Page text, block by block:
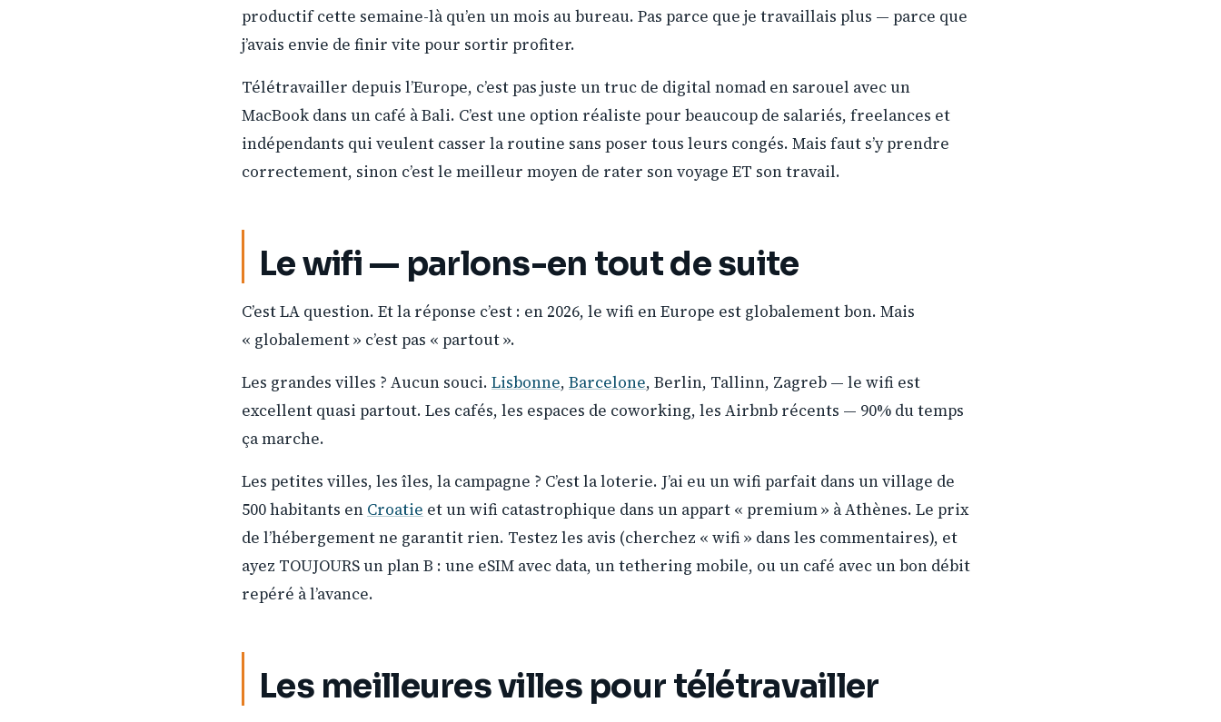
productif cette semaine-là qu’en un mois au bureau. Pas parce que je travaillais plus — parce que
j’avais envie de finir vite pour sortir profiter.
Télétravailler depuis l’Europe, c’est pas juste un truc de digital nomad en sarouel avec un
MacBook dans un café à Bali. C’est une option réaliste pour beaucoup de salariés, freelances et
indépendants qui veulent casser la routine sans poser tous leurs congés. Mais faut s’y prendre
correctement, sinon c’est le meilleur moyen de rater son voyage ET son travail.
Le wifi — parlons-en tout de suite
C’est LA question. Et la réponse c’est : en 2026, le wifi en Europe est globalement bon. Mais
« globalement » c’est pas « partout ».
Les grandes villes ? Aucun souci. Lisbonne, Barcelone, Berlin, Tallinn, Zagreb — le wifi est
excellent quasi partout. Les cafés, les espaces de coworking, les Airbnb récents — 90% du temps
ça marche.
Les petites villes, les îles, la campagne ? C’est la loterie. J’ai eu un wifi parfait dans un village de
500 habitants en Croatie et un wifi catastrophique dans un appart « premium » à Athènes. Le prix
de l’hébergement ne garantit rien. Testez les avis (cherchez « wifi » dans les commentaires), et
ayez TOUJOURS un plan B : une eSIM avec data, un tethering mobile, ou un café avec un bon débit
repéré à l’avance.
Les meilleures villes pour télétravailler